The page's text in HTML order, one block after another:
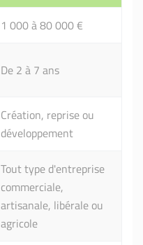
1 000 à 80 000 €
De 2 à 7 ans
Création, reprise ou
développement
Tout type d'entreprise
commerciale,
artisanale, libérale ou
agricole